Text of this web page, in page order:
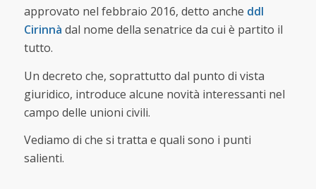
approvato nel febbraio 2016, detto anche ddl
Cirinnà dal nome della senatrice da cui è partito il
tutto.
Un decreto che, soprattutto dal punto di vista
giuridico, introduce alcune novità interessanti nel
campo delle unioni civili.
Vediamo di che si tratta e quali sono i punti
salienti.